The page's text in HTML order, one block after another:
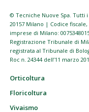
© Tecniche Nuove Spa. Tutti
20157 Milano | Codice
imprese di Milano:
Registrazione Tribunale di
registrata al Tribunale di
Roc n. 24344 dell’11 marzo
Orticoltura
Floricoltura
Vivaismo